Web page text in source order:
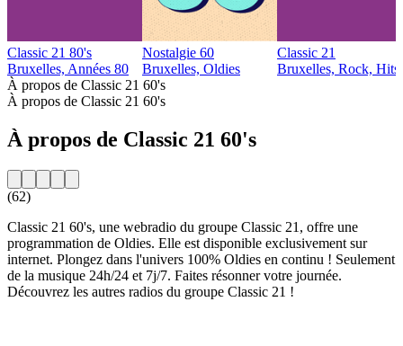
Classic 21 80's
Bruxelles, Années 80
Nostalgie 60
Bruxelles, Oldies
Classic 21
Bruxelles, Rock, Hits
À propos de Classic 21 60's
À propos de Classic 21 60's
À propos de Classic 21 60's
(62)
Classic 21 60's, une webradio du groupe Classic 21, offre une
programmation de Oldies. Elle est disponible exclusivement sur
internet. Plongez dans l'univers 100% Oldies en continu ! Seulement
de la musique 24h/24 et 7j/7. Faites résonner votre journée.
Découvrez les autres radios du groupe Classic 21 !